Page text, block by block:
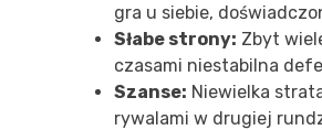
gra u siebie,
Słabe strony: Zbyt
czasami niestabilna
Szanse: Niewielka
rywalami w drugiej